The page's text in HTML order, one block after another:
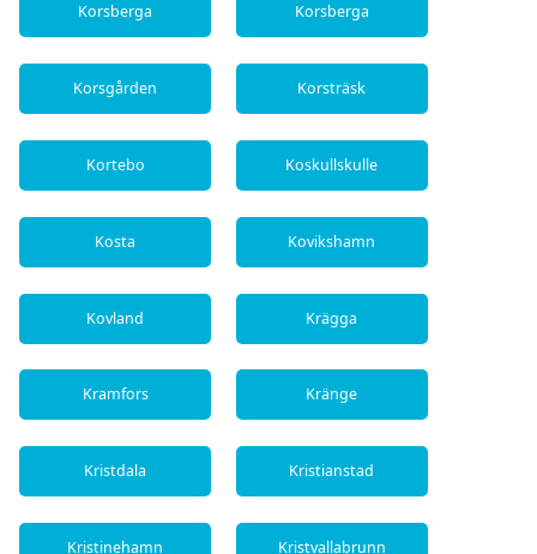
Korsberga Korsberga
Korsgården Korsträsk
Kortebo Koskullskulle
Kosta Kovikshamn
Kovland Krägga
Kramfors Kränge
Kristdala Kristianstad
Kristinehamn Kristvallabrunn